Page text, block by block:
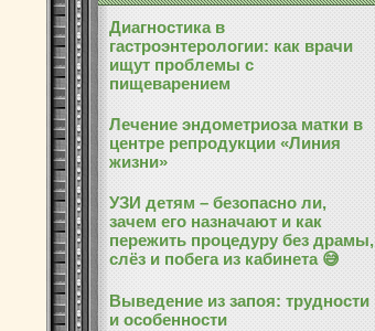
Диагностика в
гастроэнтерологии: как врачи
ищут проблемы с
пищеварением
Лечение эндометриоза матки в
центре репродукции «Линия
жизни»
УЗИ детям – безопасно ли,
зачем его назначают и как
пережить процедуру без драмы,
слёз и побега из кабинета 😅
Выведение из запоя: трудности
и особенности